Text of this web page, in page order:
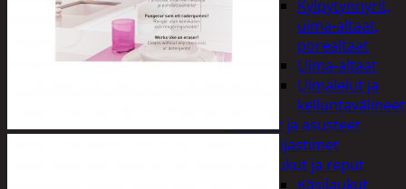
Kylpytynnyrit,
uima-altaat,
porealtaat
Uima-altaat
Uimalelut ja
kelluntavälineet
Vaatteet ja asusteet
Heijastimet
Laukut ja reput
Käsilaukut